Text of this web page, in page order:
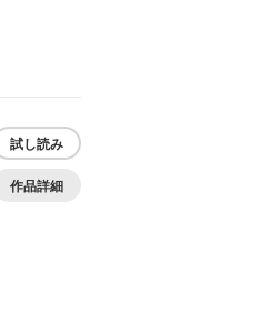
試し読み
作品詳細